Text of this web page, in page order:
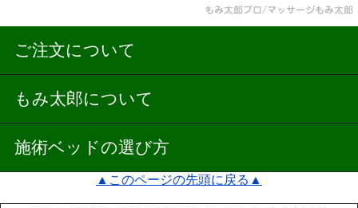
ご注文について
もみ太郎について
施術ベッドの選び方
▲このページの先頭に戻る▲